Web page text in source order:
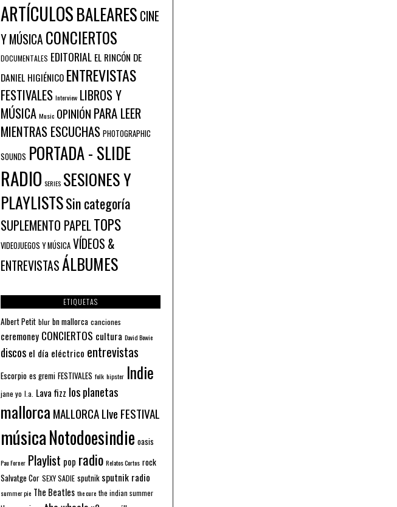
ARTÍCULOSBALEARES CINE
Y MÚSICA CONCIERTOS
DOCUMENTALES EDITORIAL EL RINCÓN DE
DANIEL HIGIÉNICO ENTREVISTAS
FESTIVALES Interview LIBROS Y
MÚSICA Music OPINIÓN PARA LEER
MIENTRAS ESCUCHAS PHOTOGRAPHIC
SOUNDS PORTADA - SLIDE
RADIO SERIES SESIONES Y
PLAYLISTSSin categoría
SUPLEMENTO PAPELTOPS
VIDEOJUEGOS Y MÚSICA VÍDEOS &
ENTREVISTASÁLBUMES
ETIQUETAS
Albert Petit blur bn mallorca canciones
ceremoney CONCIERTOS cultura David Bowie
discos el día eléctrico entrevistas
Escorpio es gremi FESTIVALES folk hipster Indie
jane yo l.a. Lava fizz los planetas
mallorca MALLORCA LIve FESTIVAL
músicaNotodoesindie oasis
Pau Forner Playlist pop radio Relatos Cortos rock
Salvatge Cor SEXY SADIE sputnik sputnik radio
summer pie The Beatles the cure the indian summer